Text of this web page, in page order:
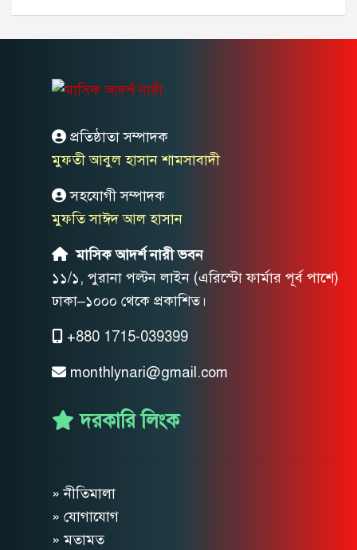
প্রতিষ্ঠাতা সম্পাদক
মুফতী আবুল হাসান শামসাবাদী
সহযোগী সম্পাদক
মুফতি সাঈদ আল হাসান
মাসিক আদর্শ নারী ভবন
১১/১, পুরানা পল্টন লাইন (এরিস্টো ফার্মার পূর্ব পাশে)
ঢাকা–১০০০ থেকে প্রকাশিত।
+880 1715-039399
monthlynari@gmail.com
দরকারি লিংক
» নীতিমালা
» যোগাযোগ
» মতামত